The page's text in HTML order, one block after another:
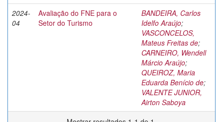
2024-
04
Avaliação do FNE para o
Setor do Turismo
BANDEIRA, Carlos
Idelfo Araújo;
VASCONCELOS,
Mateus Freitas de;
CARNEIRO, Wendell
Márcio Araújo;
QUEIROZ, Maria
Eduarda Benício de;
VALENTE JUNIOR,
Airton Saboya